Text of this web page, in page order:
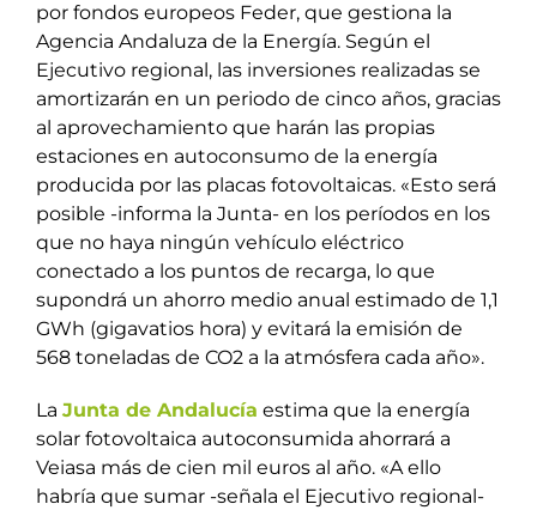
por fondos europeos Feder, que gestiona la
Agencia Andaluza de la Energía. Según el
Ejecutivo regional, las inversiones realizadas se
amortizarán en un periodo de cinco años, gracias
al aprovechamiento que harán las propias
estaciones en autoconsumo de la energía
producida por las placas fotovoltaicas. «Esto será
posible -informa la Junta- en los períodos en los
que no haya ningún vehículo eléctrico
conectado a los puntos de recarga, lo que
supondrá un ahorro medio anual estimado de 1,1
GWh (gigavatios hora) y evitará la emisión de
568 toneladas de CO2 a la atmósfera cada año».
La Junta de Andalucía estima que la energía
solar fotovoltaica autoconsumida ahorrará a
Veiasa más de cien mil euros al año. «A ello
habría que sumar -señala el Ejecutivo regional-